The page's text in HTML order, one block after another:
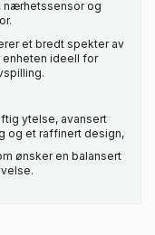
nærhetssensor og
et bredt spekter av
ideell for
ytelse, avansert
og et raffinert design,
ønsker en balansert